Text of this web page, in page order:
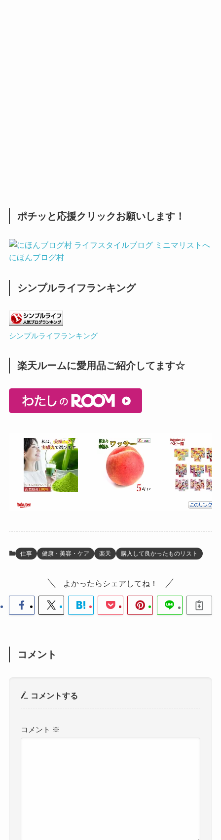
ポチッと応援クリックお願いします！
にほんブログ村
シンプルライフランキング
シンプルライフランキング
楽天ルームに愛用品ご紹介してます☆
仕事 健康・美容・ケア 楽天 購入して良かったものリスト
よかったらシェアしてね！
コメント
コメントする
コメント ※